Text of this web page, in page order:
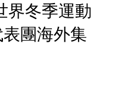
界冬季運動
團海外集